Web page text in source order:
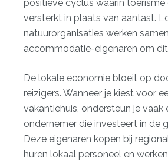
positieve cyclus waarin toerisme
versterkt in plaats van aantast.
natuurorganisaties werken
accommodatie-eigenaren om dit
De lokale economie bloeit op
reizigers. Wanneer je kiest voor
vakantiehuis, ondersteun je vaak
ondernemer die investeert in de
Deze eigenaren kopen bij
huren lokaal personeel en